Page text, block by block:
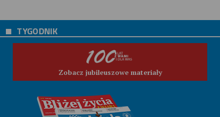
TYGODNIK
Zobacz jubileuszowe materiały